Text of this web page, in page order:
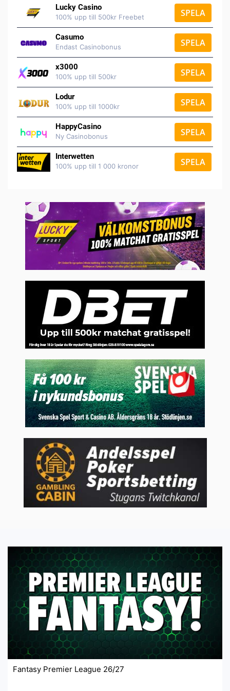
Lucky Casino
100% upp till 500kr Freebet SPELA
Casumo
Endast Casinobonus SPELA
x3000
100% upp till 500kr SPELA
Lodur
100% upp till 1000kr SPELA
HappyCasino
Ny Casinobonus SPELA
Interwetten
100% upp till 1 000 kronor SPELA
Fantasy Premier League 26/27